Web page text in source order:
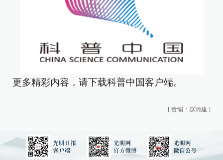
更多精彩内容，请下载科普中国客户端。
[ 责编：赵清建 ]